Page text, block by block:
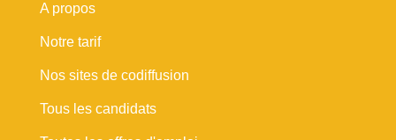
A propos
Notre tarif
Nos sites de codiffusion
Tous les candidats